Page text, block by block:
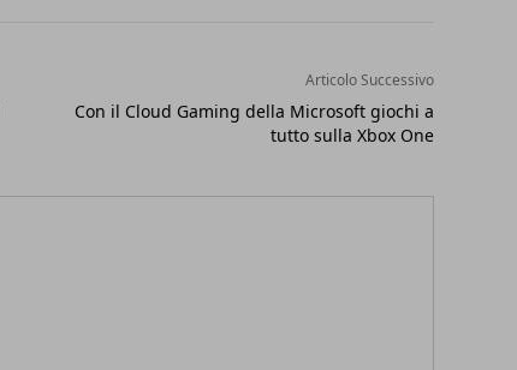
Articolo Successivo
Con il Cloud Gaming della Microsoft giochi a
tutto sulla Xbox One